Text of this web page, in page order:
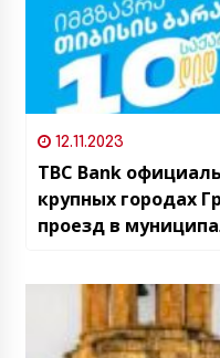
12.11.2023
TBC Bank
крупных городах
проезд в